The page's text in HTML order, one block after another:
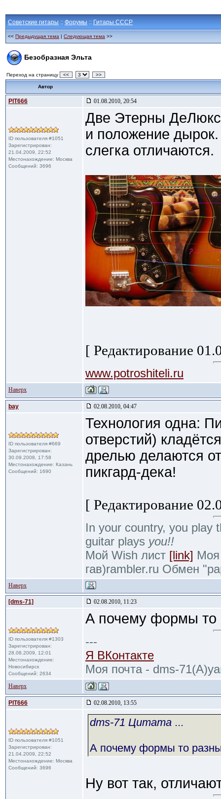
Советские гитары :: Форумы :: Гитары СССР
<< Предыдущая тема | Следующая тема >>
Безобразная Эльта
Переход на страницу << >>
Автор
PIT666 01.08.2010, 20:54
ID пользователя #1051
Зарегистрирован:
21.04.2009, 22:52
Местонахождение: Москва
Сообщений: 3696
Две Этерны ДеЛюкс
и положение
слегка отличаются.
[ Редактирование
www.potroshiteli.ru
Наверх
bay 02.08.2010, 04:47
ID пользователя #669
Зарегистрирован:
30.09.2008, 17:58
Местонахождение: Казань
Сообщений: 1690
Технология одна:
отверстий)
дрелью делаются
пикгард-дека!
[ Редактирование
In your country, you play
guitar plays you!!
Мой Wish лист [link] Моя
гав)rambler.ru Обмен
Наверх
[dms-71] 02.08.2010, 11:23
ID пользователя #1303
Зарегистрирован:
28.08.2009, 12:01
Местонахождение:
Новосибирск
Сообщений: 2634
А почему формы то
---
Я ВКонтакте
Моя почта - dms-
Наверх
PIT666 02.08.2010, 13:55
ID пользователя #1051
Зарегистрирован:
21.04.2009, 22:52
Местонахождение: Москва
Сообщений: 3696
dms-71 Цитата ...
А почему формы то
Ну вот так,